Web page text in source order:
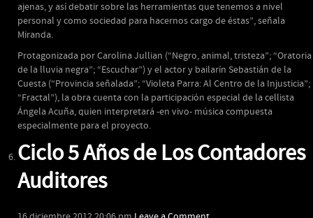
ajenas, y así debatir sobre las herramientas que tenemos a nivel
personal y como sociedad para hacernos cargo de éstas”, señala
Miranda.
Protagonizada por Carolina Jullian (“Negro, animal, tristeza”; “Oratoria
de la lluvia negra”; “Escuchar”) y el actor y bailarín Sebastián de la
Cuesta (“Provincia señalada”; “Violeta Parra: Al Centro de la Injusticia”;
“Fractal”), la obra cuenta con la participación especial de la cellista
Ángela Acuña, quien interpretará -en vivo- música compuesta
especialmente para el proyecto.
Ciclo 5 Años de Los Contadores
Auditores